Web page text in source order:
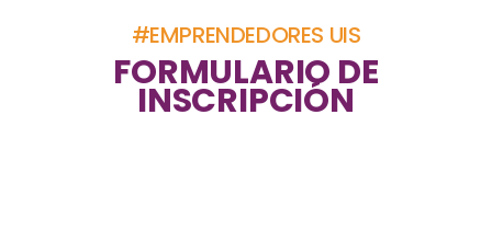
#EMPRENDEDORES UIS
FORMULARIO DE
INSCRIPCIÓN